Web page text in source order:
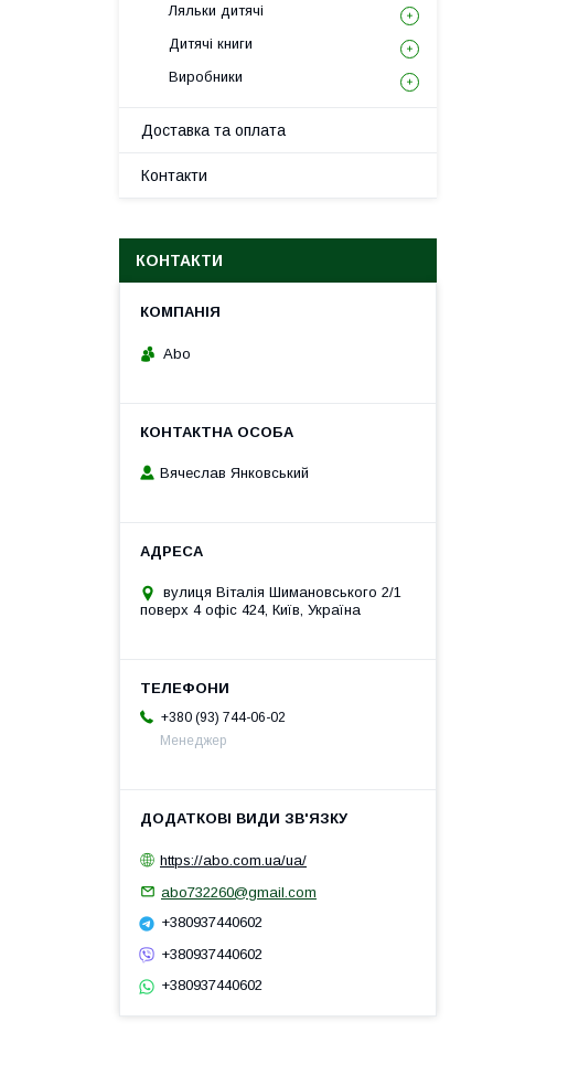
Ляльки дитячі
Дитячі книги
Виробники
Доставка та оплата
Контакти
КОНТАКТИ
Abo
Вячеслав Янковський
вулиця Віталія Шимановського 2/1
поверх 4 офіс 424, Київ, Україна
+380 (93) 744-06-02
Менеджер
https://abo.com.ua/ua/
abo732260@gmail.com
+380937440602
+380937440602
+380937440602